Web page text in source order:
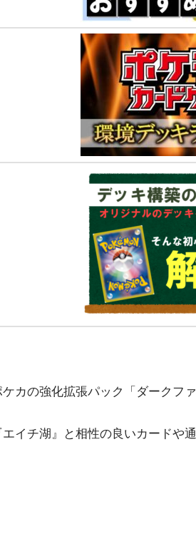
ケカの強化拡張パック「ダークフ
エイチ湖』と相性の良いカードや